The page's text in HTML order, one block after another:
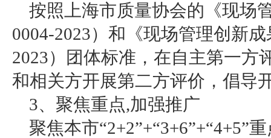
按照上海市质量协会的《现场
0004-2023）和《现场管理创新
2023）团体标准，在自主第一方
和相关方开展第二方评价，倡导
3、聚焦重点,加强推广
聚焦本市“2+2”+“3+6”+“4+5”